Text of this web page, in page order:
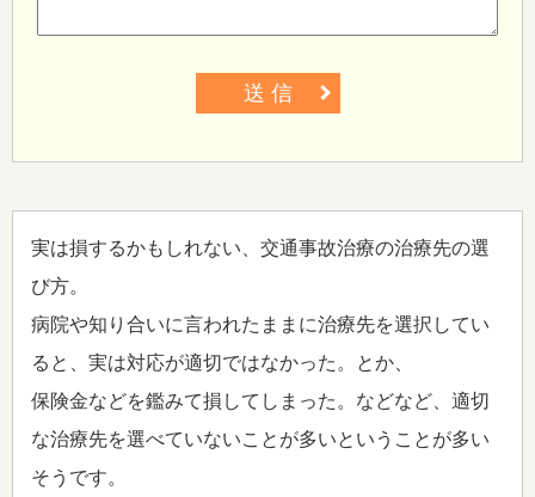
送 信
実は損するかもしれない、交通事故治療の治療先の選
び方。
病院や知り合いに言われたままに治療先を選択してい
ると、実は対応が適切ではなかった。とか、
保険金などを鑑みて損してしまった。などなど、適切
な治療先を選べていないことが多いということが多い
そうです。